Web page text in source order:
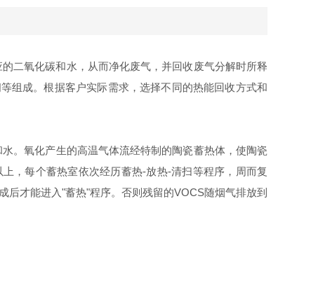
二氧化碳和水，从而净化废气，并回收废气分解时所释
组成。根据客户实际需求，选择不同的热能回收方式和
。氧化产生的高温气体流经特制的陶瓷蓄热体，使陶瓷
，每个蓄热室依次经历蓄热-放热-清扫等程序，周而复
才能进入"蓄热"程序。否则残留的VOCS随烟气排放到